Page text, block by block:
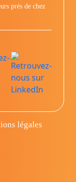
prés de chez
légales